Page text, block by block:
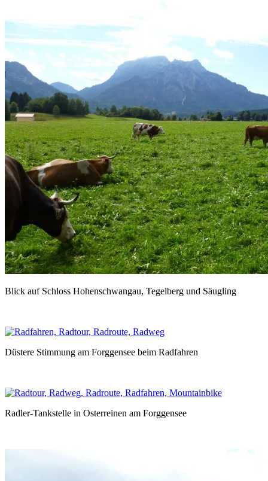
Blick auf Schloss Hohenschwangau, Tegelberg und Säugling
Düstere Stimmung am Forggensee beim Radfahren
Radler-Tankstelle in Osterreinen am Forggensee